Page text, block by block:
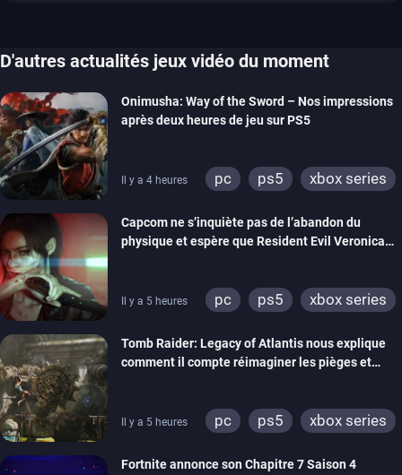
D'autres actualités jeux vidéo du moment
Onimusha: Way of the Sword – Nos impressions
après deux heures de jeu sur PS5
Il y a 4 heures pc ps5
xbox series
Capcom ne s’inquiète pas de l’abandon du
physique et espère que Resident Evil Veronica
Il y a 5 heures pc ps5
xbox series
Tomb Raider: Legacy of Atlantis nous explique
comment il compte réimaginer les pièges et
Il y a 5 heures pc ps5
xbox series
Fortnite annonce son Chapitre 7 Saison 4